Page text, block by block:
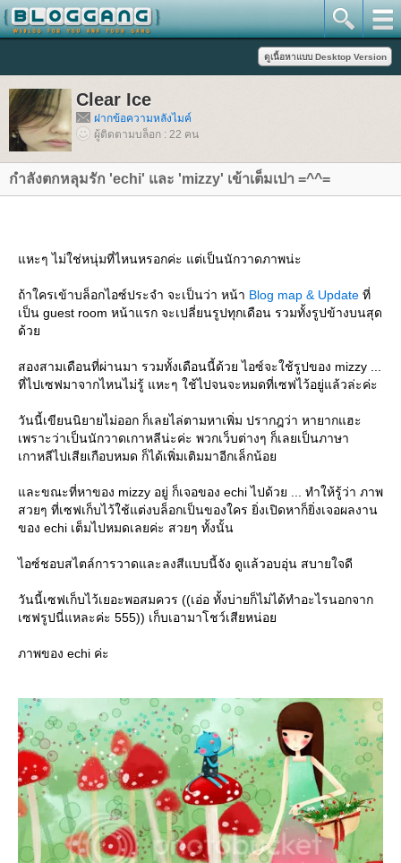
Clear Ice
ฝากข้อความหลังไมค์
ผู้ติดตามบล็อก : 22 คน
กำลังตกหลุมรัก 'echi' และ 'mizzy' เข้าเต็มเปา =^^=
หะๆ ไม่ใช่หนุ่มที่ไหนหรอกค่ะ แต่เป็นนักวาดภาพน่ะ
ถ้าใครเข้าบล็อกไอซ์ประจำ จะเป็นว่า หน้า Blog map & Update ที่
เป็น guest room หน้าแรก จะเปลี่ยนรูปทุกเดือน รวมทั้งรูปข้างบนสุด
ด้ว
สองสามเดือนที่ผ่านมา รวมทั้งเดือนนี้ด้วย ไอซ์จะใช้รูปของ mizzy ...
ที่ไปเซฟมาจากไหนไม่รู้ แหะๆ ใช้ไปจนจะหมดที่เซฟไว้อยู่แล้วล่ะค่ะ
วันนี้เขียนนิยายไม่ออก ก็เลยไล่ตามหาเพิ่ม ปรากฎว่า หายากแฮะ
เพราะว่าเป็นนักวาดเกาหลีน่ะค่ะ พวกเว็บต่างๆ ก็เลยเป็นภาษา
เกาหลีไปเสียเกือบหมด ก็ได้เพิ่มเติมมาอีกเล็กน้อ
ละขณะที่หาของ mizzy อยู่ ก็เจอของ echi ไปด้วย ... ทำให้รู้ว่า ภาพ
สวยๆ ที่เซฟเก็บไว้ใช้แต่งบล็อกเป็นของใคร ยิ่งเปิดหาก็ยิ่งเจอผลงาน
ของ echi เต็มไปหมดเลยค่ะ สวยๆ ทั้งนั้น
ไอซ์ชอบสไตล์การวาดและลงสีแบบนี้จัง ดูแล้วอบอุ่น สบายใจดี
วันนี้เซฟเก็บไว้เยอะพอสมควร ((เอ่อ ทั้งบ่ายก็ไม่ได้ทำอะไรนอกจาก
เซฟรูปนี่แหละค่ะ 555)) เก็บเอามาโชว์เสียหน่อ
ภาพของ echi ค่ะ